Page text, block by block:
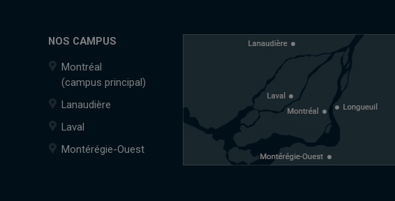
NOS CAMPUS
Montréal
(campus principal)
Lanaudière
Laval
Montérégie-Ouest